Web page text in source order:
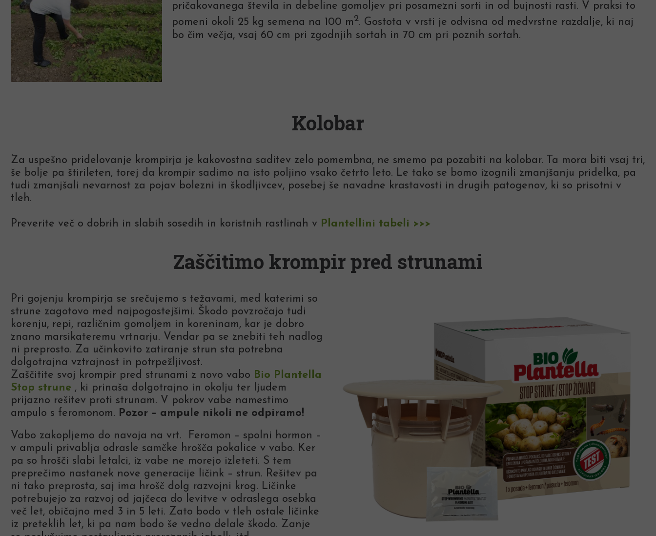
pričakovanega števila in debeline gomoljev pri posamezni sorti in od bujnosti rasti. V praksi to
pomeni okoli 25 kg semena na 100 m2. Gostota v vrsti je odvisna od medvrstne razdalje, ki naj
bo čim večja, vsaj 60 cm pri zgodnjih sortah in 70 cm pri poznih sortah.
Kolobar
Za uspešno pridelovanje krompirja je kakovostna saditev zelo pomembna, ne smemo pa pozabiti na kolobar. Ta mora biti vsaj tri,
še bolje pa štirileten, torej da krompir sadimo na isto poljino vsako četrto leto. Le tako se bomo izognili zmanjšanju pridelka, pa
tudi zmanjšali nevarnost za pojav bolezni in škodljivcev, posebej še navadne krastavosti in drugih patogenov, ki so prisotni v
tleh.
Preverite več o dobrih in slabih sosedih in koristnih rastlinah v Plantellini tabeli >>>
Zaščitimo krompir pred strunami
Pri gojenju krompirja se srečujemo s težavami, med katerimi so
strune zagotovo med najpogostejšimi. Škodo povzročajo tudi
korenju, repi, različnim gomoljem in koreninam, kar je dobro
znano marsikateremu vrtnarju. Vendar pa se znebiti teh nadlog
ni preprosto. Za učinkovito zatiranje strun sta potrebna
dolgotrajna vztrajnost in potrpežljivost.
Zaščitite svoj krompir pred strunami z novo vabo Bio Plantella
Stop strune , ki prinaša dolgotrajno in okolju ter ljudem
prijazno rešitev proti strunam. V pokrov vabe namestimo
ampulo s feromonom. Pozor – ampule nikoli ne odpiramo!
Vabo zakopljemo do navoja na vrt. Feromon – spolni hormon –
v ampuli privablja odrasle samčke hrošča pokalice v vabo. Ker
pa so hrošči slabi letalci, iz vabe ne morejo izleteti. S tem
preprečimo nastanek nove generacije ličink – strun. Rešitev pa
ni tako preprosta, saj ima hrošč dolg razvojni krog. Ličinke
potrebujejo za razvoj od jajčeca do levitve v odraslega osebka
več let, običajno med 3 in 5 leti. Zato bodo v tleh ostale ličinke
iz preteklih let, ki pa nam bodo še vedno delale škodo. Zanje